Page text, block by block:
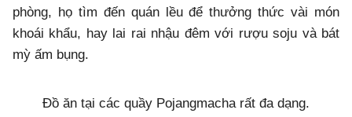
phòng, họ tìm đến quán lều để thưởng thức vài món
khoái khẩu, hay lai rai nhậu đêm với rượu soju và bát
mỳ ấm bụng.
Đồ ăn tại các quầy Pojangmacha rất đa dạng.